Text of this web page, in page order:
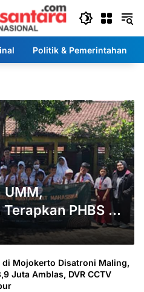
Politik & Pemerintahan
UMM,
PHBS ke
1 Mojokerto
di Mojokerto Disatroni Maling,
Juta Amblas, DVR CCTV